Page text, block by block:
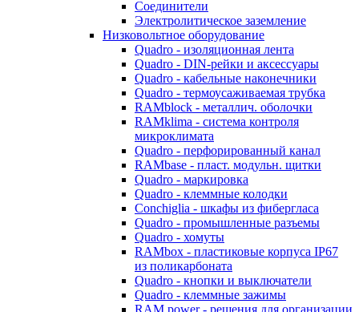
Соединители
Электролитическое заземление
Низковольтное оборудование
Quadro - изоляционная лента
Quadro - DIN-рейки и аксессуары
Quadro - кабельные наконечники
Quadro - термоусаживаемая трубка
RAMblock - металлич. оболочки
RAMklima - система контроля
микроклимата
Quadro - перфорированный канал
RAMbase - пласт. модульн. щитки
Quadro - маркировка
Quadro - клеммные колодки
Conchiglia - шкафы из фибергласа
Quadro - промышленные разъемы
Quadro - хомуты
RAMbox - пластиковые корпуса IP67
из поликарбоната
Quadro - кнопки и выключатели
Quadro - клеммные зажимы
RAM power - решения для организации